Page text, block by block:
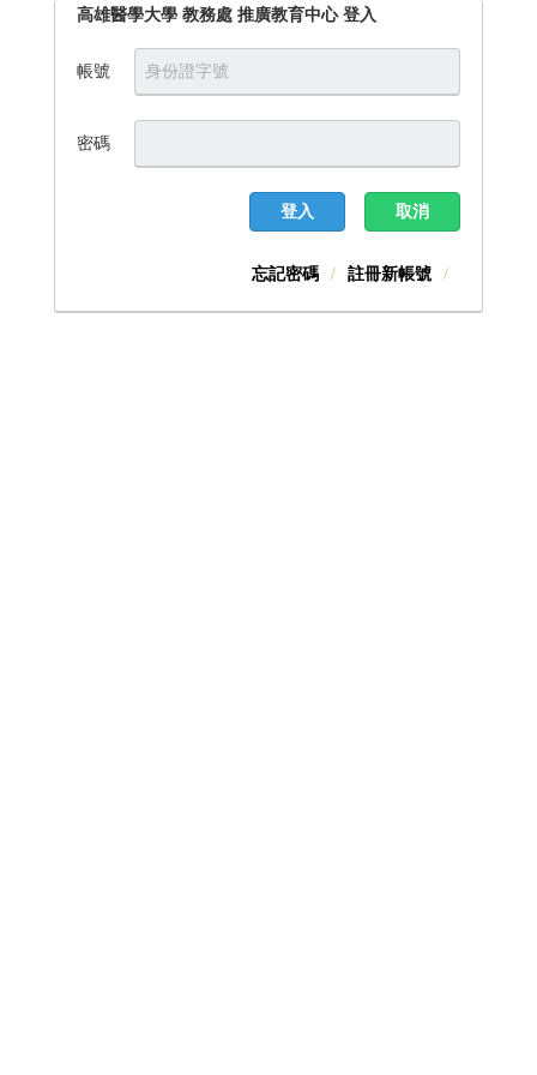
高雄醫學大學 教務處 推廣教育中心 登入
帳號
密碼
取消
登入
忘記密碼 註冊新帳號